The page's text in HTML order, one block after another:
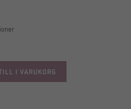
I VARUKORG